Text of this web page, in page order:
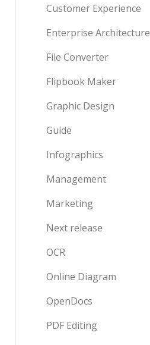
Customer Experience
Enterprise Architecture
File Converter
Flipbook Maker
Graphic Design
Guide
Infographics
Management
Marketing
Next release
OCR
Online Diagram
OpenDocs
PDF Editing